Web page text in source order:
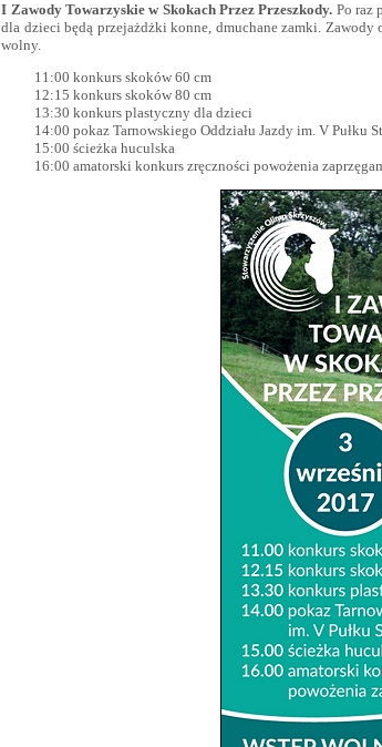
I Zawody Towarzyskie w Skokach Przez Przeszkody. Po raz
dla dzieci będą przejażdżki konne, dmuchane zamki. Zawody
wolny.
11:00 konkurs skoków 60 cm
12:15 konkurs skoków 80 cm
13:30 konkurs plastyczny dla dzieci
14:00 pokaz Tarnowskiego Oddziału Jazdy im. V Pułku
15:00 ścieżka huculska
16:00 amatorski konkurs zręczności powożenia